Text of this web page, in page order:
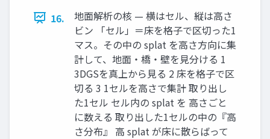
16.
地面解析の核 — 横はセル、縦は高さ
ビン 「セル」＝床を格子で区切った1
マス。その中の splat を高さ方向に集
計して、地面・橋・壁を見分ける 1
3DGSを真上から見る 2 床を格子で区
切る 3 1セルを高さで集計 取り出し
た1セル セル内の splat を 高さごと
に数える 取り出した1セルの中の『高
さ分布』 高 splat が床に散らばって